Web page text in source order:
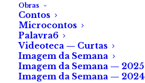
Obras
Contos
Microcontos
Palavra6
Videoteca — Curtas
Imagem da Semana
Imagem da Semana — 2025
Imagem da Semana — 2024
Em Contramão
De Paulo Barros